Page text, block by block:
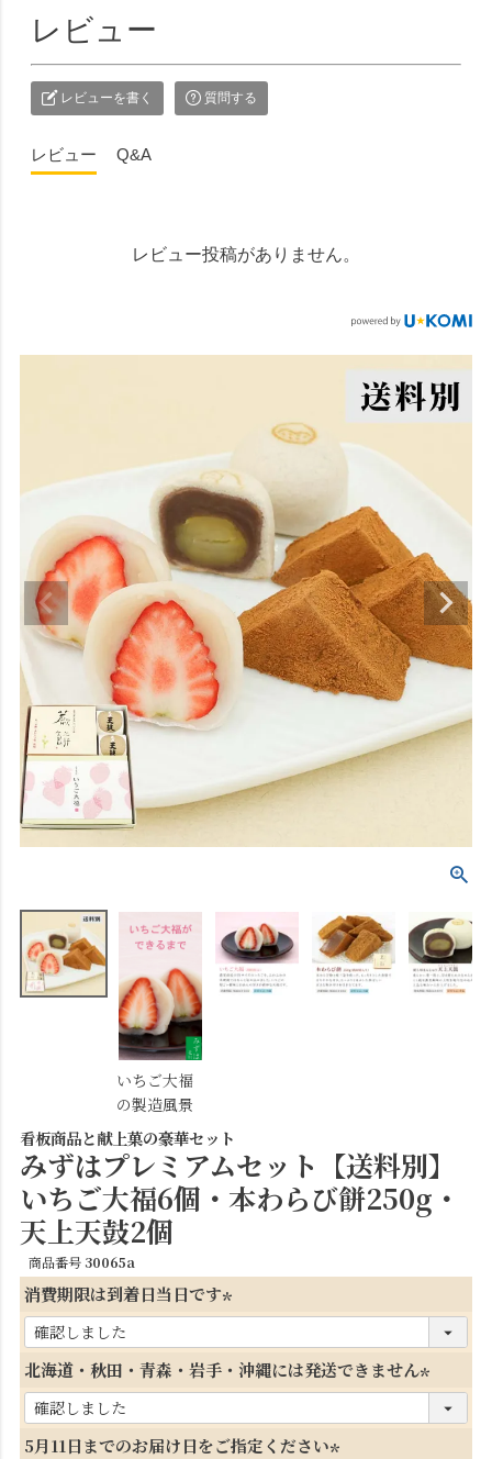
レビュー
レビューを書く 質問する
レビュー Q&A
レビュー投稿がありません。
いちご大福
の製造風景
看板商品と献上菓の豪華セット
みずはプレミアムセット【送料別】
いちご大福6個・本わらび餅250g・
天上天鼓2個
商品番号 30065a
消費期限は到着日当日です
必
北海道・秋田・青森・岩手・沖縄には発送できません
必
5月11日までのお届け日をご指定ください